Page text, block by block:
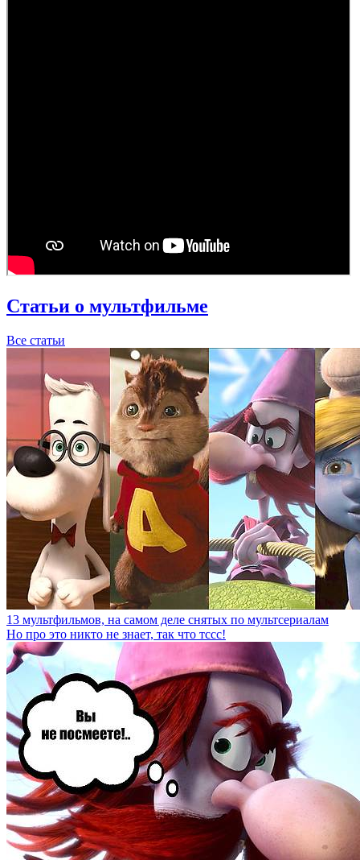
Статьи о мультфильме
Все статьи
13 мультфильмов, на самом деле снятых по мультсериалам
Но про это никто не знает, так что тссс!